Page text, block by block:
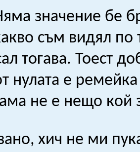
значение бе
съм видял
тогава. Тоест
нулата е
не е нещо кой
хич не ми